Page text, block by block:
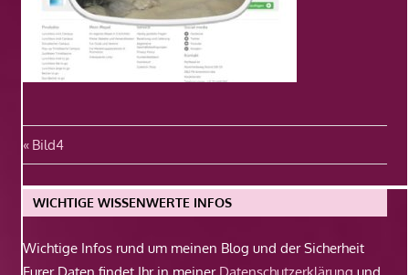
Beitragsnavigation
Vorheriger
Beitrag:
Bild4
WICHTIGE WISSENWERTE INFOS
Wichtige Infos rund um meinen Blog und der Sicherheit